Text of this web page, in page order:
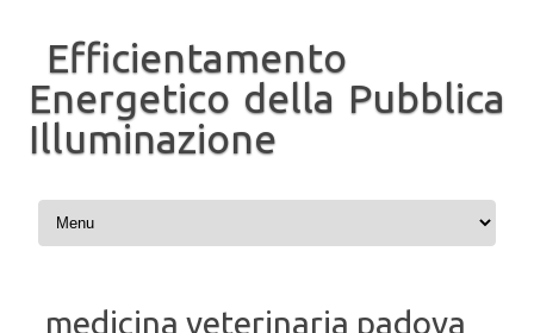
Efficientamento
Energetico della Pubblica
Illuminazione
Vai al contenuto
medicina veterinaria padova